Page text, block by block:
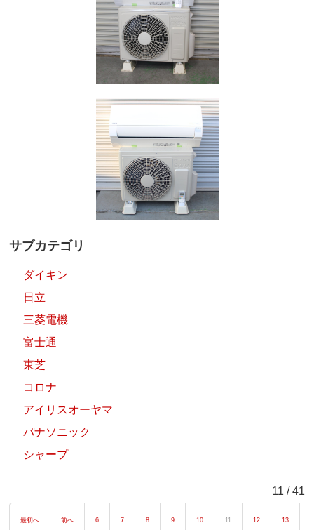
サブカテゴリ
ダイキン
日立
三菱電機
富士通
東芝
コロナ
アイリスオーヤマ
パナソニック
シャープ
11 / 41
最初へ 前へ 6 7 8 9 10 11 12 13